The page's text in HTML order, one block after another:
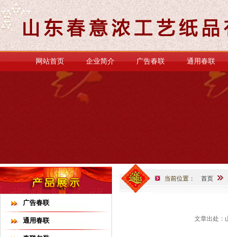
网站首页 企业简介 广告春联 通用春联
广告春联
通用春联
当前位置： 首页
文章出处